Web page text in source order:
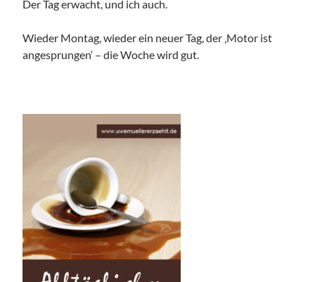
Der Tag erwacht, und ich auch.
Wieder Montag, wieder ein neuer Tag, der ‚Motor ist
angesprungen‘ – die Woche wird gut.